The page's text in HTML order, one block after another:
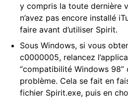
y compris la toute dernière
n’avez pas encore installé
faire avant d’utiliser Spirit.
Sous Windows, si vous
c0000005, relancez
“compatibilité Windows
problème. Cela se fait en
fichier Spirit.exe, puis en